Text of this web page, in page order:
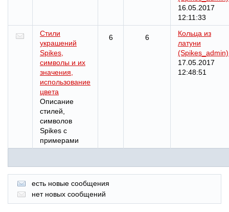
16.05.2017
12:11:33
Стили
украшений
Spikes,
символы и их
значения,
использование
цвета
Описание
стилей,
символов
Spikes с
примерами
6 6
Кольца из
латуни
(Spikes_admin)
17.05.2017
12:48:51
есть новые сообщения
нет новых сообщений